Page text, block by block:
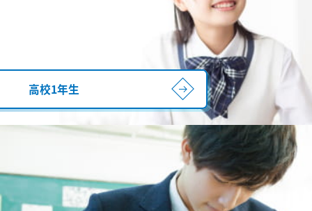
高校1年生